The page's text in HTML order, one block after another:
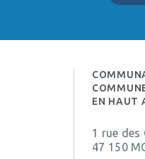
EN HAUT
1 rue des
47 150